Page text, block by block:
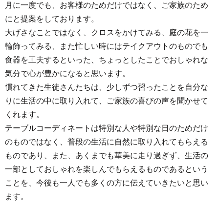
月に一度でも、お客様のためだけではなく、ご家族のため
にと提案をしております。
大げさなことではなく、クロスをかけてみる、庭の花を一
輪飾ってみる、また忙しい時にはテイクアウトのものでも
食器を工夫するといった、ちょっとしたことでおしゃれな
気分で心が豊かになると思います。
慣れてきた生徒さんたちは、少しずつ習ったことを自分な
りに生活の中に取り入れて、ご家族の喜びの声を聞かせて
くれます。
テーブルコーディネートは特別な人や特別な日のためだけ
のものではなく、普段の生活に自然に取り入れてもらえる
ものであり、また、あくまでも華美に走り過ぎず、生活の
一部としておしゃれを楽しんでもらえるものであるという
ことを、今後も一人でも多くの方に伝えていきたいと思い
ます。